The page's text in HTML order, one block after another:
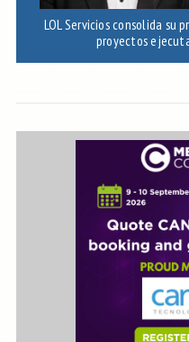
LOL Servicios consolida su
proyectos